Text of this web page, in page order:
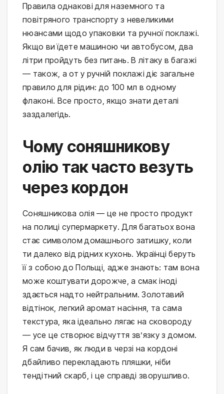
Правила однакові для наземного та
повітряного транспорту з невеликими
нюансами щодо упаковки та ручної поклажі.
Якщо ви їдете машиною чи автобусом, два
літри пройдуть без питань. В літаку в багажі
— також, а от у ручній поклажі діє загальне
правило для рідин: до 100 мл в одному
флаконі. Все просто, якщо знати деталі
заздалегідь.
Чому соняшникову
олію так часто везуть
через кордон
Соняшникова олія — це не просто продукт
на полиці супермаркету. Для багатьох вона
стає символом домашнього затишку, коли
ти далеко від рідних кухонь. Українці беруть
її з собою до Польщі, адже знають: там вона
може коштувати дорожче, а смак іноді
здається надто нейтральним. Золотавий
відтінок, легкий аромат насіння, та сама
текстура, яка ідеально лягає на сковороду
— усе це створює відчуття зв’язку з домом.
Я сам бачив, як люди в черзі на кордоні
дбайливо перекладають пляшки, ніби
тендітний скарб, і це справді зворушливо.